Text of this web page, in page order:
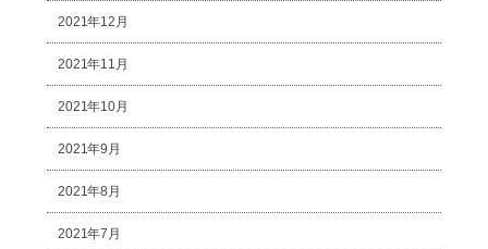
2021年12月
2021年11月
2021年10月
2021年9月
2021年8月
2021年7月